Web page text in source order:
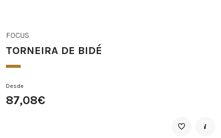
FOCUS
TORNEIRA DE BIDÉ
Desde
87,08€